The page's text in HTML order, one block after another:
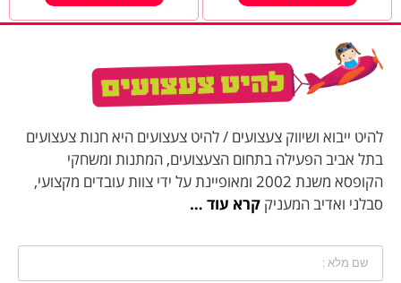
להיט ייבוא ושיווק צעצועים / להיט צעצועים היא חנות צעצועים
בתל אביב הפעילה בתחום הצעצועים, המתנות ומשחקי
הקופסא משנת 2002 ומאופיינת על ידי צוות עובדים מקצועי,
סבלני ואדיב המעניק קרא עוד …